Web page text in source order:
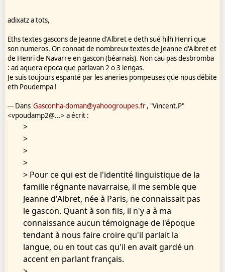
navarraise, il me semble que Jeanne d'Albret, née à Paris, ne
aucun témoignage de l'époque tendant à nous faire croire qu'il
parlait la langue, ou en tout cas qu'il en avait gardé un accent en
parlant français.
adixatz a tots,
Eths textes gascons de Jeanne d'Albret e deth sué hilh Henri que
son numeros. On connait de nombreux textes de Jeanne d'Albret et
de Henri de Navarre en gascon (béarnais). Non cau pas desbromba
: ad aquera epoca que parlavan 2 o 3 lengas.
Je suis toujours espanté par les aneries pompeuses que nous débite
eth Poudempa !
--- Dans Gasconha-doman@yahoogroupes.fr, "Vincent.P"
<vpoudamp2@...> a écrit :
>
>
>
>
> Pour ce qui est de l'identité linguistique de la
famille régnante navarraise, il me semble que
Jeanne d'Albret, née à Paris, ne connaissait pas
le gascon. Quant à son fils, il n'y a à ma
connaissance aucun témoignage de l'époque
tendant à nous faire croire qu'il parlait la
langue, ou en tout cas qu'il en avait gardé un
accent en parlant français.